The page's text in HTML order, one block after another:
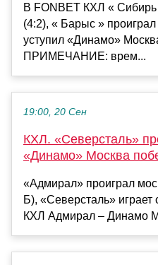
В FONBET КХЛ «
(4:2), « Барыс »
уступил «Динамо»
ПРИМЕЧАНИЕ: врем...
19:00, 20 Сен
КХЛ. «Северсталь»
«Динамо» Москва
«Адмирал» проиграл
Б), «Северсталь»
КХЛ Адмирал – Динамо